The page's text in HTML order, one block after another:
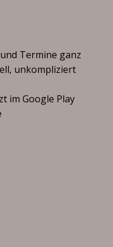
Termine ganz
unkompliziert